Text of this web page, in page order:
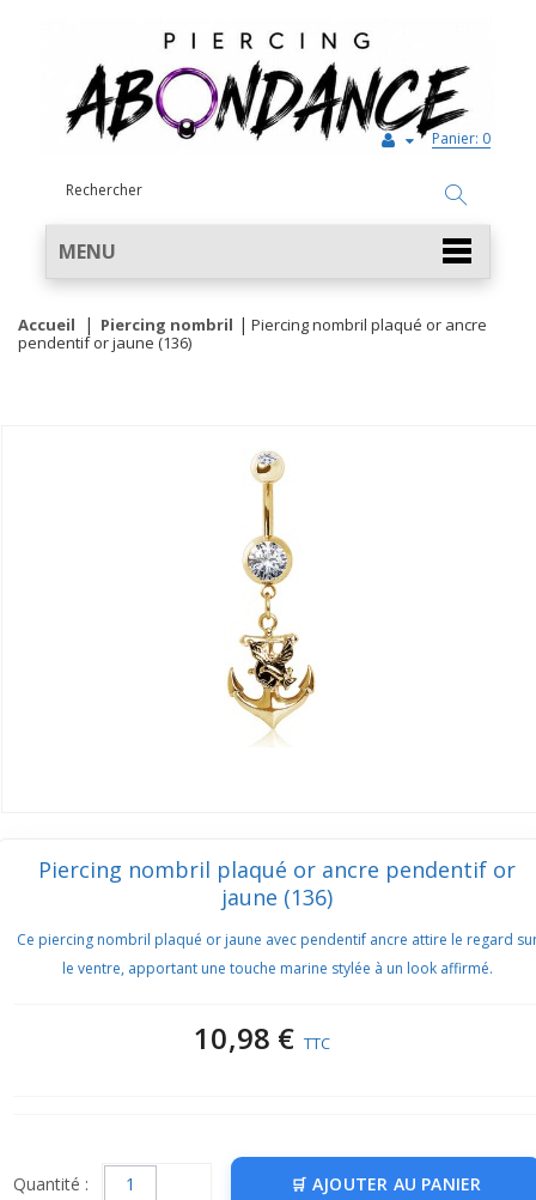
Panier: 0
MENU
Accueil Piercing nombril
Piercing nombril plaqué or ancre
pendentif or jaune (136)
Piercing nombril plaqué or ancre pendentif or
jaune (136)
Ce piercing nombril plaqué or jaune avec pendentif ancre attire le regard
le ventre, apportant une touche marine stylée à un look affirmé.
10,98 € TTC
Quantité : AJOUTER AU PANIER